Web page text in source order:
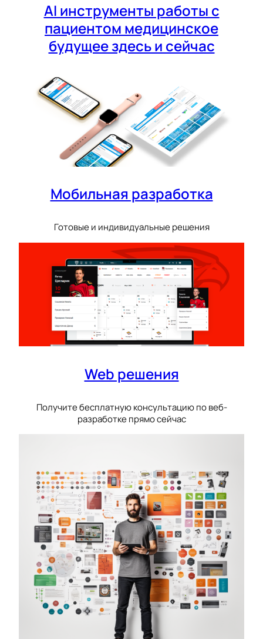
AI инструменты работы с
пациентом медицинское
будущее здесь и сейчас
Мобильная разработка
Готовые и индивидуальные решения
Web решения
Получите бесплатную консультацию по веб-
разработке прямо сейчас